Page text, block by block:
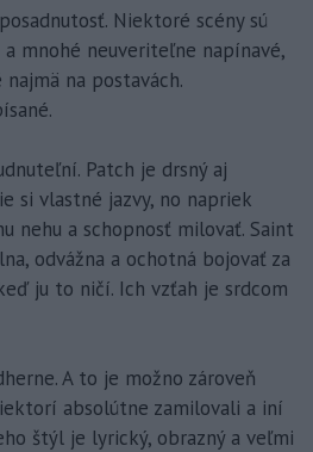
Niektoré scény sú
mnohé neuveriteľne napínavé,
na postavách.
Patch je drsný aj
si vlastné jazvy, no napriek
nehu a schopnosť milovať. Saint
odvážna a ochotná bojovať za
ju to ničí. Ich vzťah je srdcom
A to je možno zároveň
absolútne zamilovali a iní
štýl je lyrický, obrazný a veľmi